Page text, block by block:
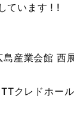
ています ! !
産業会館 西
クレドホー